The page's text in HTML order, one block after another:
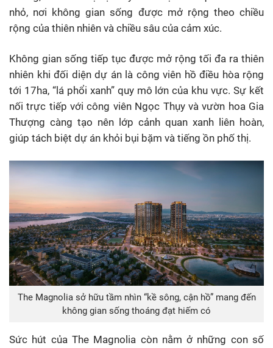
nhỏ, nơi không gian sống được mở rộng theo chiều
rộng của thiên nhiên và chiều sâu của cảm xúc.
Không gian sống tiếp tục được mở rộng tối đa ra thiên
nhiên khi đối diện dự án là công viên hồ điều hòa rộng
tới 17ha, “lá phổi xanh” quy mô lớn của khu vực. Sự kết
nối trực tiếp với công viên Ngọc Thụy và vườn hoa Gia
Thượng càng tạo nên lớp cảnh quan xanh liên hoàn,
giúp tách biệt dự án khỏi bụi bặm và tiếng ồn phố thị.
The Magnolia sở hữu tầm nhìn “kề sông, cận hồ” mang đến
không gian sống thoáng đạt hiếm có
Sức hút của The Magnolia còn nằm ở những con số